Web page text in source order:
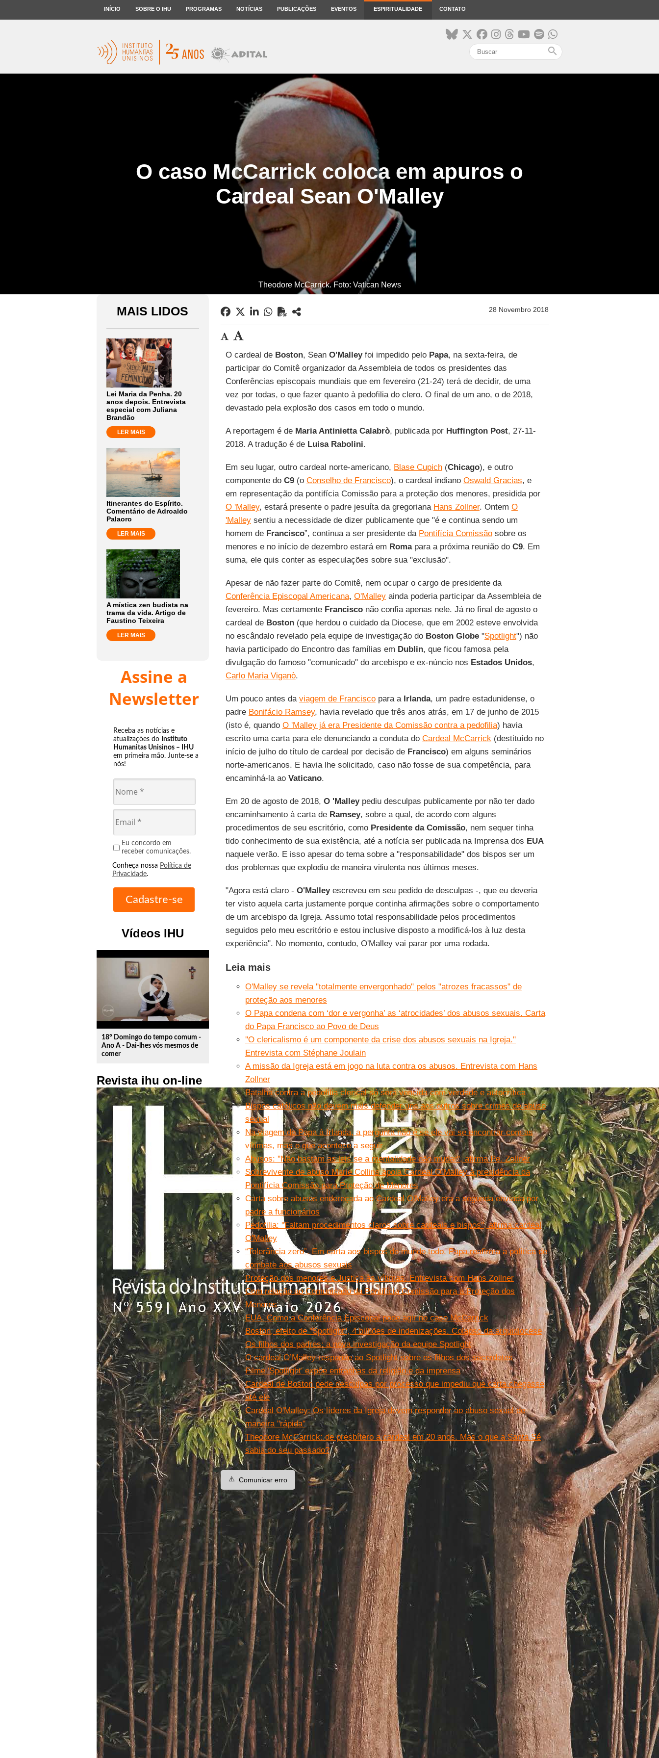
INÍCIO SOBRE O IHU PROGRAMAS NOTÍCIAS PUBLICAÇÕES EVENTOS ESPIRITUALIDADE CONTATO
search
O caso McCarrick coloca em apuros o
Cardeal Sean O'Malley
Theodore McCarrick. Foto: Vatican News
MAIS LIDOS
Lei Maria da Penha. 20
anos depois. Entrevista
especial com Juliana
Brandão
LER MAIS
Itinerantes do Espírito.
Comentário de Adroaldo
Palaoro
LER MAIS
A mística zen budista na
trama da vida. Artigo de
Faustino Teixeira
LER MAIS
Assine a
Newsletter
Receba as notícias e
atualizações do Instituto
Humanitas Unisinos – IHU
em primeira mão. Junte-se a
nós!
Eu concordo em
receber comunicações.
Conheça nossa Política de
Privacidade.
Vídeos IHU
play_circle_outline
18º Domingo do tempo comum -
Ano A - Dai-lhes vós mesmos de
comer
Revista ihu on-line
28 Novembro 2018
O cardeal de Boston, Sean O'Malleyfoi impedido pelo Papa, na sexta-feira, de
participar do Comitê organizador da Assembleia de todos os presidentes das
Conferências episcopais mundiais que em fevereiro (21-24) terá de decidir, de uma
vez por todas, o que fazer quanto à pedofilia do clero. O final de um ano, o de 2018,
devastado pela explosão dos casos em todo o mundo.
A reportagem é de Maria Antinietta Calabrò, publicada por Huffington Post, 27-11-
2018. A tradução é de Luisa Rabolini.
Em seu lugar, outro cardeal norte-americano, Blase Cupich(Chicago), e outro
componente do C9(o Conselho de Francisco), o cardeal indiano Oswald Gracias, e
em representação da pontifícia Comissão para a proteção dos menores, presidida por
O 'Malley, estará presente o padre jesuíta da gregoriana Hans Zollner. Ontem O
'Malleysentiu a necessidade de dizer publicamente que "é e continua sendo um
homem de Francisco”, continua a ser presidente da Pontifícia Comissãosobre os
menores e no início de dezembro estará em Romapara a próxima reunião do C9. Em
suma, ele quis conter as especulações sobre sua "exclusão".
Apesar de não fazer parte do Comitê, nem ocupar o cargo de presidente da
Conferência Episcopal Americana, O'Malleyainda poderia participar da Assembleia de
fevereiro. Mas certamente Francisconão confia apenas nele. Já no final de agosto o
cardeal de Boston(que herdou o cuidado da Diocese, que em 2002 esteve envolvida
no escândalo revelado pela equipe de investigação do Boston Globe"Spotlight") não
havia participado do Encontro das famílias em Dublin, que ficou famosa pela
divulgação do famoso "comunicado" do arcebispo e ex-núncio nos Estados Unidos,
Carlo Maria Viganò.
Um pouco antes da viagem de Franciscopara a Irlanda, um padre estadunidense, o
padre Bonifácio Ramsey, havia revelado que três anos atrás, em 17 de junho de 2015
(isto é, quando O 'Malley já era Presidente da Comissão contra a pedofilia) havia
escrito uma carta para ele denunciando a conduta do Cardeal McCarrick(destituído no
início de julho do título de cardeal por decisão de Francisco) em alguns seminários
norte-americanos. E havia lhe solicitado, caso não fosse de sua competência, para
encaminhá-la ao Vaticano.
Em 20 de agosto de 2018, O 'Malleypediu desculpas publicamente por não ter dado
encaminhamento à carta de Ramsey, sobre a qual, de acordo com alguns
procedimentos de seu escritório, como Presidente da Comissão, nem sequer tinha
tido conhecimento de sua existência, até a notícia ser publicada na Imprensa dos EUA
naquele verão. E isso apesar do tema sobre a "responsabilidade" dos bispos ser um
dos problemas que explodiu de maneira virulenta nos últimos meses.
"Agora está claro - O'Malleyescreveu em seu pedido de desculpas -, que eu deveria
ter visto aquela carta justamente porque continha afirmações sobre o comportamento
de um arcebispo da Igreja. Assumo total responsabilidade pelos procedimentos
seguidos pelo meu escritório e estou inclusive disposto a modificá-los à luz desta
experiência". No momento, contudo, O'Malley vai parar por uma rodada.
Leia mais
O'Malley se revela "totalmente envergonhado" pelos "atrozes fracassos" de
proteção aos menores
O Papa condena com ‘dor e vergonha’ as ‘atrocidades’ dos abusos sexuais. Carta
do Papa Francisco ao Povo de Deus
''O clericalismo é um componente da crise dos abusos sexuais na Igreja.''
Entrevista com Stéphane Joulain
A missão da Igreja está em jogo na luta contra os abusos. Entrevista com Hans
Zollner
Batalha contra a pedofilia clerical só será vencida com verdade e autocrítica
Bispos católicos não devem mais defender uns aos outros sobre crimes de abuso
sexual
Na viagem do Papa à Irlanda, a pergunta não é se ele vai se encontrar com as
vítimas, mas o que acontece a seguir
Abusos: ''Não bastam as leis se a mentalidade não mudar'', afirma Pe. Zollner
Sobrevivente de abuso Marie Collins apoia Cardeal O’Malley à presidência da
Pontifícia Comissão para Proteção de Menores
Carta sobre abusos endereçada ao Cardeal O'Malley era a segunda enviada por
padre a funcionários
Pedofilia: ''Faltam procedimentos claros sobre cardeais e bispos'', afirma cardeal
O'Malley
“Tolerância zero”. Em carta aos bispos do mundo todo, Papa reafirma a política de
combate aos abusos sexuais
Proteção dos menores e Justiça às vítimas. Entrevista com Hans Zollner
Com relação ao Comunicado da Pontifícia Comissão para a Proteção dos
Menores
EUA. Como a Conferência Episcopal pode agir no caso McCarrick
Boston, efeito de "Spotlight", 4 bilhões de indenizações. Colapso da arquidiocese
Os filhos dos padres: a nova investigação da equipe Spotlight
O cardeal O’Malley responde ao Spotlight sobre os filhos dos sacerdotes
Filme 'Spotlight' expõe entranhas da religião e da imprensa
Cardeal de Boston pede desculpas por processo que impediu que carta chegasse
até ele
Cardeal O'Malley: Os líderes da Igreja devem responder ao abuso sexual de
maneira "rápida"
Theodore McCarrick: de presbítero a cardeal em 20 anos. Mas o que a Santa Sé
sabia do seu passado?
⚠️ Comunicar erro